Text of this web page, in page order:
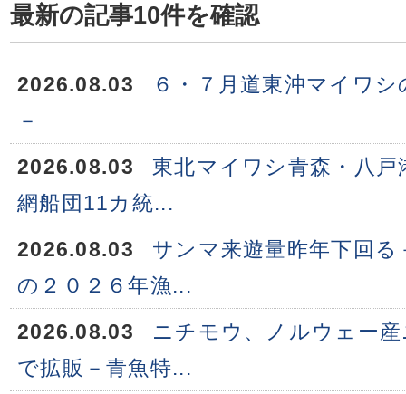
最新の記事10件を確認
2026.08.03
６・７月道東沖マイワ
－
2026.08.03
東北マイワシ青森・八
網船団11カ統...
2026.08.03
サンマ来遊量昨年下回
の２０２６年漁...
2026.08.03
ニチモウ、ノルウェー
で拡販－青魚特...